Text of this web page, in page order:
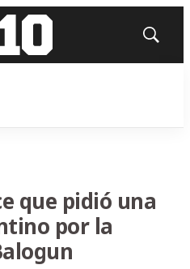
Mostrar
que pidió una
por la